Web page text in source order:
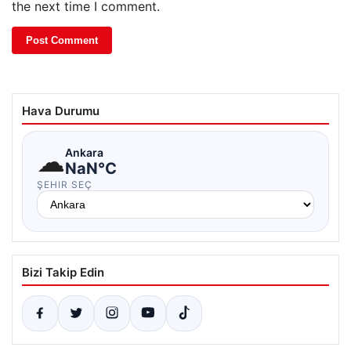
the next time I comment.
Hava Durumu
☁Ankara
NaN°C
ŞEHIR SEÇ
Bizi Takip Edin